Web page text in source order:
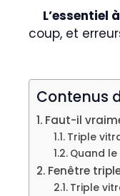
L’essentiel
coup, et
Contenus
Faut-il
Triple
Quand
Fenêtre
Triple